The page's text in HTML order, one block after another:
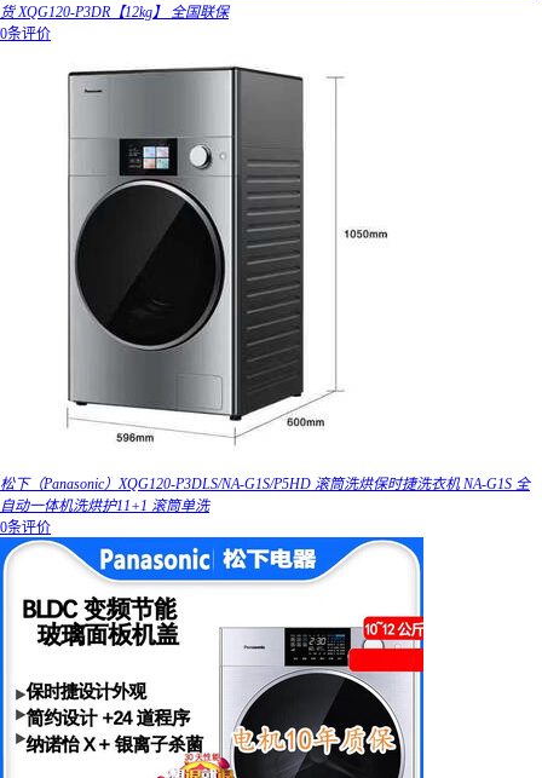
货 XQG120-P3DR【12kg】 全国联保
0条评价
松下（Panasonic）XQG120-P3DLS/NA-G1S/P5HD 滚筒洗烘保时捷洗衣机 NA-G1S 全
自动一体机洗烘护11+1 滚筒单洗
0条评价